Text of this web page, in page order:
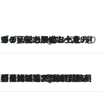
のお気に入りリスト5 Hours Ago
あの伝説の限定トートも！ リニューアルした「ディーン＆デルーカ ハワイ」で必須のお土産8選
薫 美容脳ルネサンス
5 Hours Ago
「荷物が増えるほど旅ストレスは増す」美容ジャーナリストがたどり着いた最終結論。“化粧品を劇的に減らす”感動の凝縮美容とは